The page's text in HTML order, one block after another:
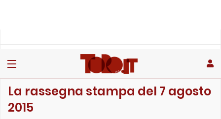
La rassegna stampa del 7 agosto
2015